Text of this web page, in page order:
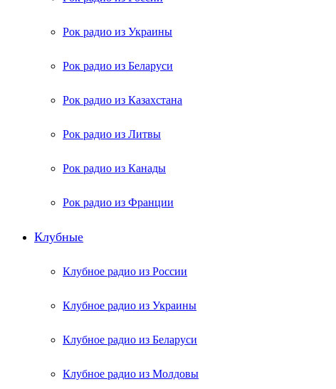
Рок радио из Украины
Рок радио из Беларуси
Рок радио из Казахстана
Рок радио из Литвы
Рок радио из Канады
Рок радио из Франции
Клубные
Клубное радио из России
Клубное радио из Украины
Клубное радио из Беларуси
Клубное радио из Молдовы